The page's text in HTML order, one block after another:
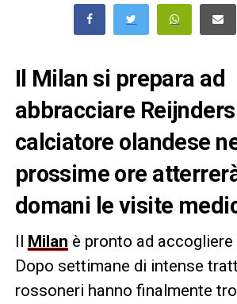
Il Milan si prepara ad
abbracciare
calciatore olandese
prossime ore
domani le visite
Il Milan è pronto ad accogliere
Dopo settimane di intense
rossoneri hanno finalmente